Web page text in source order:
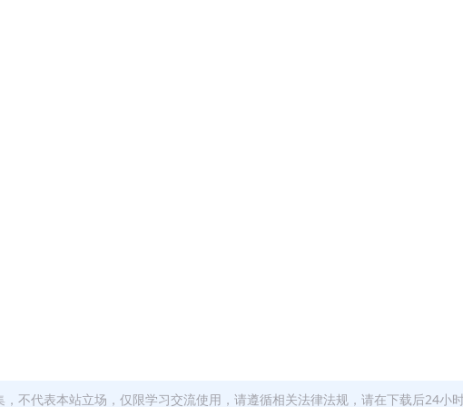
不代表本站立场，仅限学习交流使用，请遵循相关法律法规，请在下载后24小